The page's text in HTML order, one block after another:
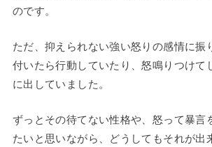
のです。
ただ、抑えられない強い怒りの感情に振
付いたら行動していたり、怒鳴りつけて
に出していました。
ずっとその待てない性格や、怒って暴言
たいと思いながら、どうしてもそれが出